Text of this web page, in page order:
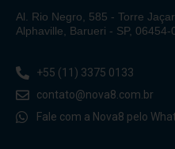
Al. Rio Negro, 585 - Torre
Alphaville, Barueri - SP, 06454-
+55 (11) 3375 0133
contato@nova8.com.br
Fale com a Nova8 pelo